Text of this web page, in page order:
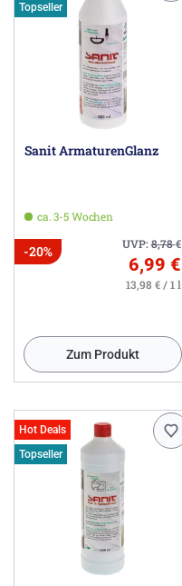
Topseller
Sanit ArmaturenGlanz
ca. 3-5 Wochen
UVP:8,78€
-20%
6,99 €
13,98 € / 1 l
Zum Produkt
Hot Deals
Topseller